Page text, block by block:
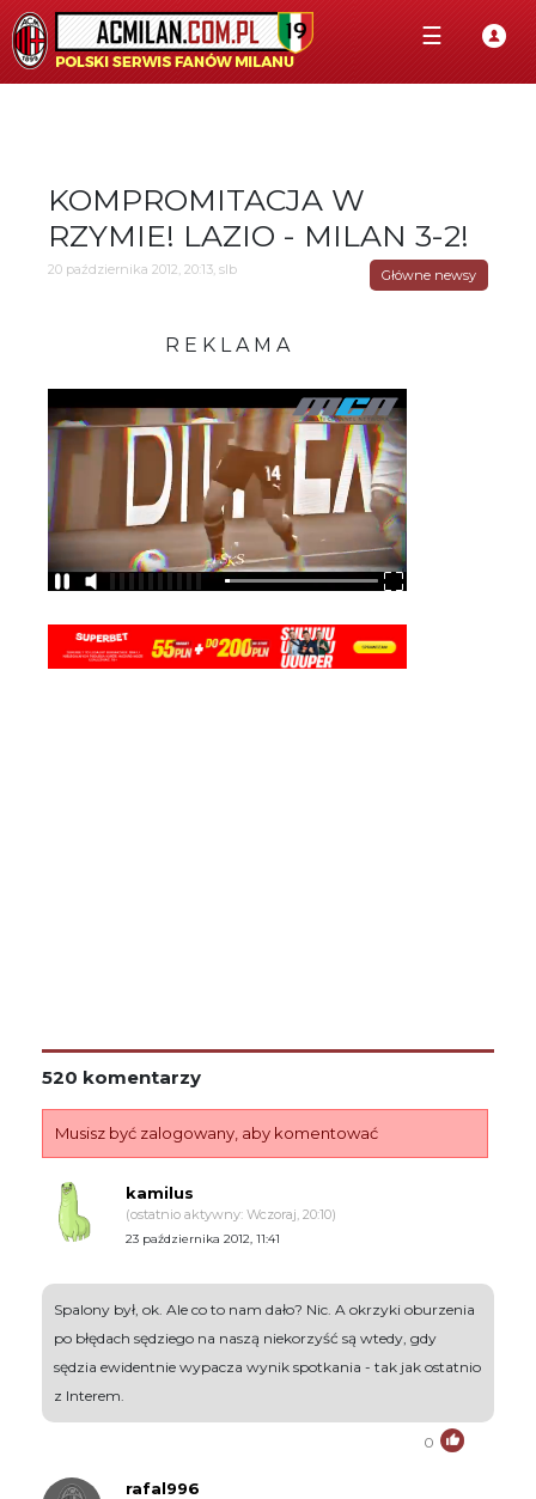
☰
KOMPROMITACJA W
RZYMIE! LAZIO - MILAN 3-2!
20 października 2012, 20:13, slb Główne newsy
R E K L A M A
520 komentarzy
Musisz być zalogowany, aby komentować
kamilus
(ostatnio aktywny: Wczoraj, 20:10)
23 października 2012, 11:41
Spalony był, ok. Ale co to nam dało? Nic. A okrzyki oburzenia
po błędach sędziego na naszą niekorzyść są wtedy, gdy
sędzia ewidentnie wypacza wynik spotkania - tak jak ostatnio
z Interem.
0
rafal996